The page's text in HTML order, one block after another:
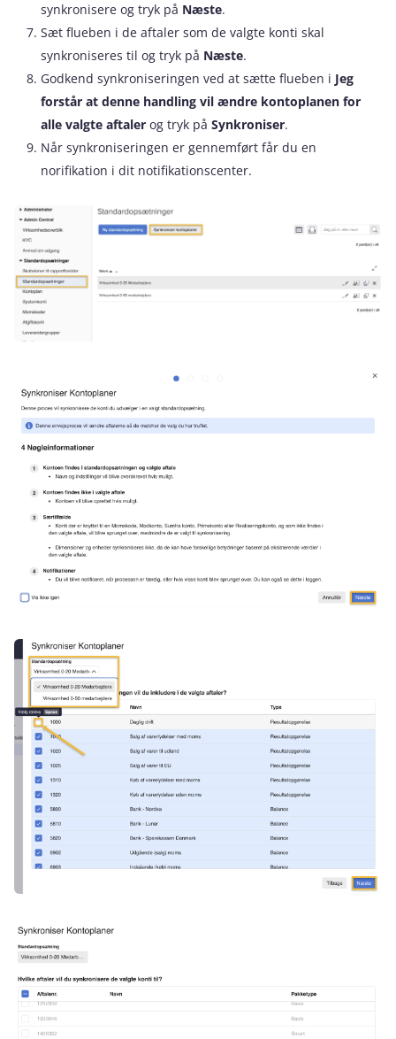
synkronisere og tryk på Næste.
Sæt flueben i de aftaler som de valgte konti skal
synkroniseres til og tryk på Næste.
Godkend synkroniseringen ved at sætte flueben i Jeg
forstår at denne handling vil ændre kontoplanen for
alle valgte aftaler og tryk på Synkroniser.
Når synkroniseringen er gennemført får du en
norifikation i dit notifikationscenter.